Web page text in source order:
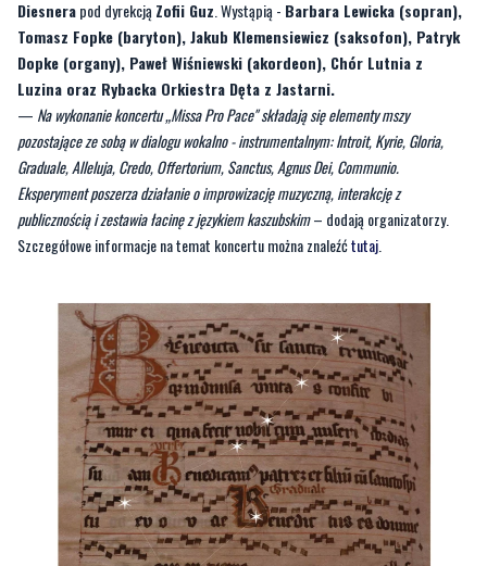
Luzina oraz Rybacka Orkiestra Dęta z Jastarni.
—Na wykonanie koncertu „Missa Pro Pace" składają się elementy mszy
pozostające ze sobą w dialogu wokalno - instrumentalnym: Introit, Kyrie, Gloria,
Graduale, Alleluja, Credo, Offertorium, Sanctus, Agnus Dei, Communio.
Eksperyment poszerza działanie o improwizację muzyczną, interakcję z
publicznością i zestawia łacinę z językiem kaszubskim– dodają organizatorzy.
Szczegółowe informacje na temat koncertu można znaleźćtutaj.